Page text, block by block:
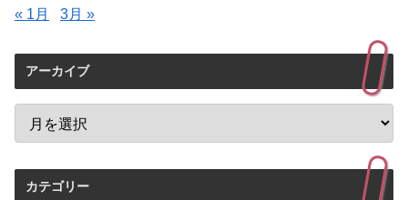
« 1月 3月 »
アーカイブ
カテゴリー